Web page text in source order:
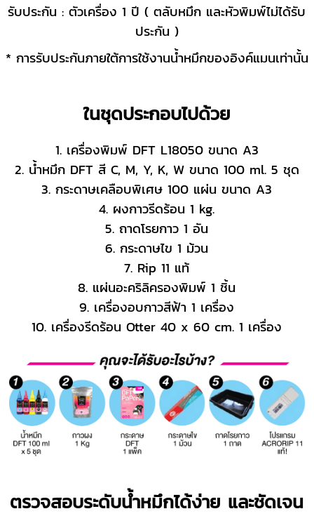
รับประกัน : ตัวเครื่อง 1 ปี ( ตลับหมึก และหัวพิมพ์ไม่ได้รับ
ประกัน )
* การรับประกันภายใต้การใช้งานน้ำหมึกของอิงค์แมนเท่านั้น
ในชุดประกอบไปด้วย
1. เครื่องพิมพ์ DFT L18050 ขนาด A3
2. น้ำหมึก DFT สี C, M, Y, K, W ขนาด 100 ml. 5 ชุด
3. กระดาษเคลือบพิเศษ 100 แผ่น ขนาด A3
4. ผงกาวรีดร้อน 1 kg.
5. ถาดโรยกาว 1 อัน
6. กระดาษไข 1 ม้วน
7. Rip 11 แท้
8. แผ่นอะคริลิครองพิมพ์ 1 ชิ้น
9. เครื่องอบกาวสีฟ้า 1 เครื่อง
10. เครื่องรีดร้อน Otter 40 x 60 cm. 1 เครื่อง
ตรวจสอบระดับน้ำหมึกได้ง่าย และชัดเจน